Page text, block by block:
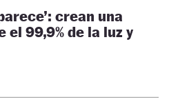
crean una
99,9% de la luz y